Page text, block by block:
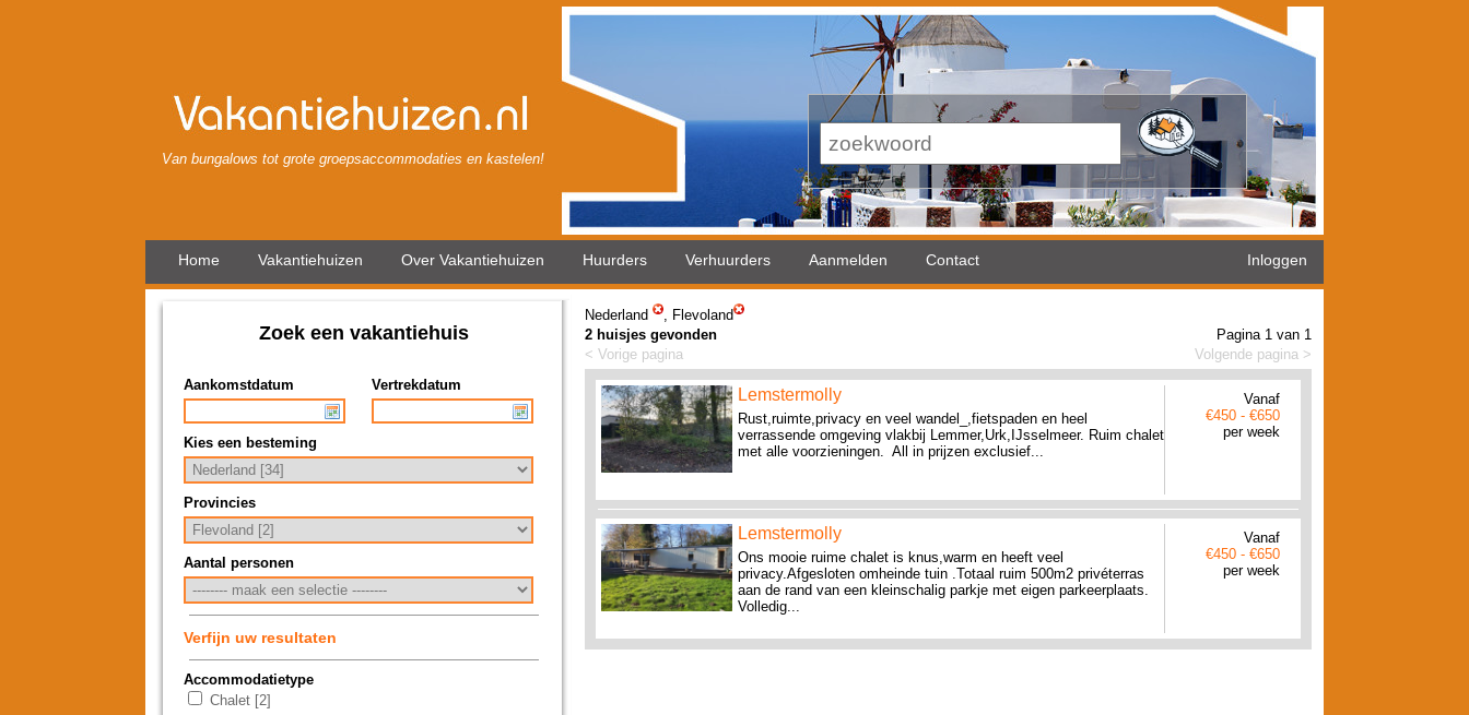
Van bungalows tot grote groepsaccommodaties en kastelen!
Home Vakantiehuizen Over Vakantiehuizen Huurders Verhuurders Aanmelden Contact Inloggen
Zoek een vakantiehuis
Aankomstdatum Vertrekdatum
Kies een besteming
Provincies
Aantal personen
Verfijn uw resultaten
Accommodatietype
Chalet [2]
Nederland , Flevoland
2 huisjes gevonden
< Vorige pagina
Pagina 1 van 1
Volgende pagina >
Lemstermolly
Rust,ruimte,privacy en veel wandel_,fietspaden en heel
verrassende omgeving vlakbij Lemmer,Urk,IJsselmeer. Ruim chalet
met alle voorzieningen. All in prijzen exclusief...
Vanaf
€450 - €650
per week
Lemstermolly
Ons mooie ruime chalet is knus,warm en heeft veel
privacy.Afgesloten omheinde tuin .Totaal ruim 500m2 privéterras
aan de rand van een kleinschalig parkje met eigen parkeerplaats.
Volledig...
Vanaf
€450 - €650
per week